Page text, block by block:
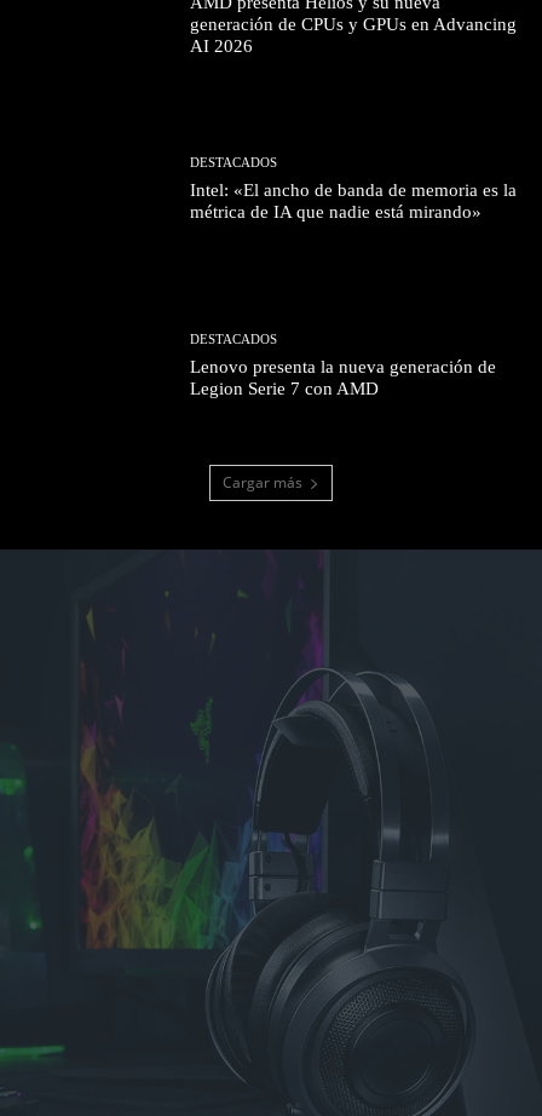
generación de CPUs y GPUs en Advancing
AI 2026
DESTACADOS
Intel: «El ancho de banda de memoria es la
métrica de IA que nadie está mirando»
DESTACADOS
Lenovo presenta la nueva generación de
Legion Serie 7 con AMD
Cargar más